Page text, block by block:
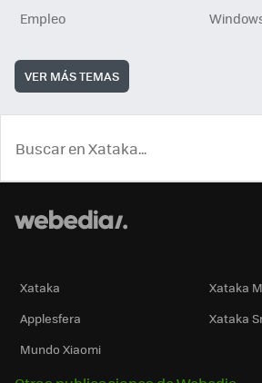
Empleo
VER MÁS TEMAS
Xataka
Xataka
Applesfera
Xataka
Mundo Xiaomi